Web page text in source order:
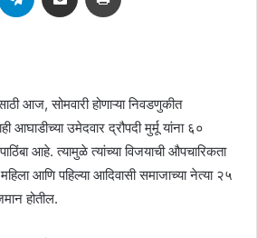
आज, सोमवारी होणाऱ्या निवडणुकीत
आघाडीच्या उमेदवार द्रौपदी मुर्मू यांना ६०
आहे. त्यामुळे त्यांच्या विजयाची औपचारिकता
आणि पहिल्या आदिवासी समाजाच्या नेत्या २५
होतील.